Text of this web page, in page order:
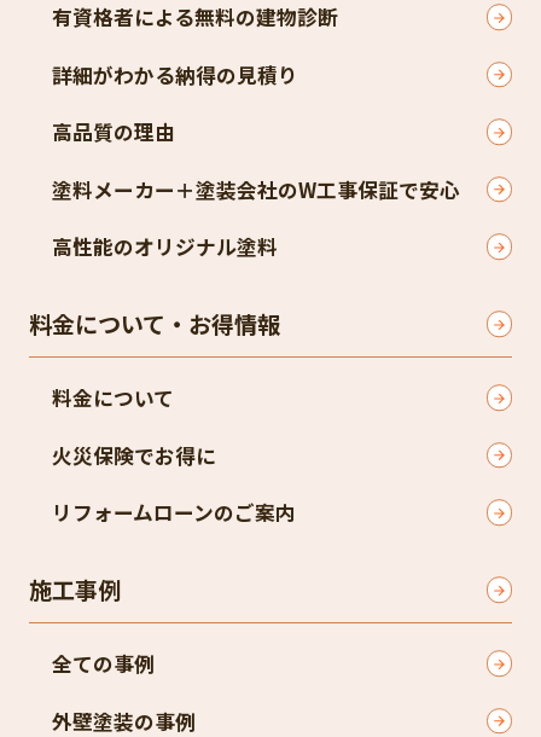
有資格者による無料の建物診断
詳細がわかる納得の見積り
高品質の理由
塗料メーカー＋塗装会社のW工事保証で安心
高性能のオリジナル塗料
料金について・お得情報
料金について
火災保険でお得に
リフォームローンのご案内
施工事例
全ての事例
外壁塗装の事例